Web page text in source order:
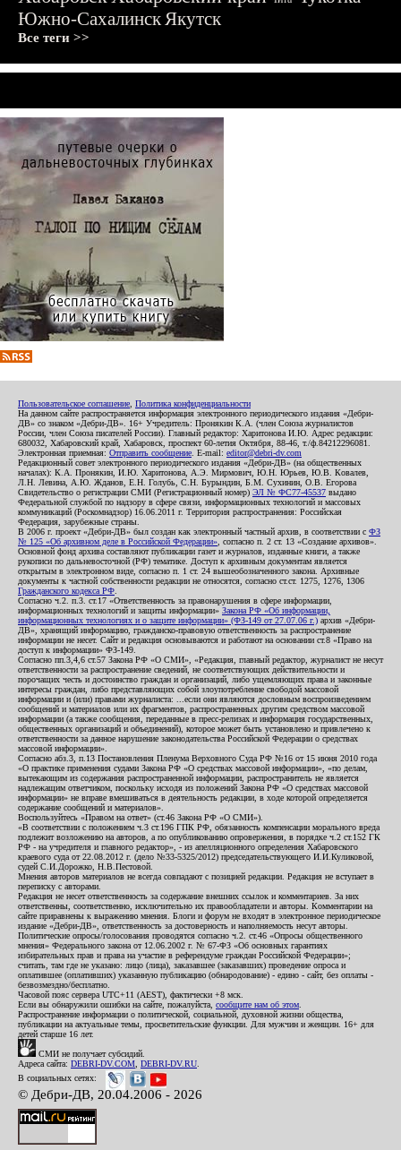
Южно-СахалинскЯкутск
Все теги >>
Пользовательское соглашение Политика конфиденциальности
На данном сайте распространяется информация электронного периодического издания «Дебри-
ДВ» со знаком «Дебри-ДВ». 16+ Учредитель: Пронякин К.А. (член Союза журналистов
России, член Союза писателей России). Главный редактор: Харитонова И.Ю. Адрес редакции:
680032, Хабаровский край, Хабаровск, проспект 60-летия Октября, 88-46, т./ф.84212296081.
Электронная приемная: Отправить сообщение . E-mail: editor@debri-dv.com
Редакционный совет электронного периодического издания «Дебри-ДВ» (на общественных
началах): К.А. Пронякин, И.Ю. Харитонова, А.Э. Мирмович, Ю.Н. Юрьев, Ю.В. Ковалев,
Л.Н. Левина, А.Ю. Жданов, Е.Н. Голубь, С.Н. Бурындин, Б.М. Сухинин, О.В. Егорова
Свидетельство о регистрации СМИ (Регистрационный номер) ЭЛ № ФС77-45537 выдано
Федеральной службой по надзору в сфере связи, информационных технологий и массовых
коммуникаций (Роскомнадзор) 16.06.2011 г. Территория распространения: Российская
Федерация, зарубежные страны.
В 2006 г. проект «Дебри-ДВ» был создан как электронный частный архив, в соответствии с ФЗ
№ 125 «Об архивном деле в Российской Федерации» , согласно п. 2 ст. 13 «Создание архивов».
Основной фонд архива составляют публикации газет и журналов, изданные книги, а также
рукописи по дальневосточной (РФ) тематике. Доступ к архивным документам является
открытым в электронном виде, согласно п. 1 ст. 24 вышеобозначенного закона. Архивные
документы к частной собственности редакции не относятся, согласно ст.ст. 1275, 1276, 1306
Гражданского кодекса РФ
Согласно ч.2. п.3. ст.17 «Ответственность за правонарушения в сфере информации,
информационных технологий и защиты информации» Закона РФ «Об информации,
информационных технологиях и о защите информации» (ФЗ-149 от 27.07.06 г.) архив «Дебри-
ДВ», хранящий информацию, гражданско-правовую ответственность за распространение
информации не несет. Сайт и редакция основываются и работают на основании ст.8 «Право на
доступ к информации» ФЗ-149.
Согласно пп.3,4,6 ст.57 Закона РФ «О СМИ», «Редакция, главный редактор, журналист не несут
ответственности за распространение сведений, не соответствующих действительности и
порочащих честь и достоинство граждан и организаций, либо ущемляющих права и законные
интересы граждан, либо представляющих собой злоупотребление свободой массовой
информации и (или) правами журналиста: ...если они являются дословным воспроизведением
сообщений и материалов или их фрагментов, распространенных другим средством массовой
информации (а также сообщения, переданные в пресс-релизах и информация государственных,
общественных организаций и объединений), которое может быть установлено и привлечено к
ответственности за данное нарушение законодательства Российской Федерации о средствах
массовой информации».
Согласно абз.3, п.13 Постановления Пленума Верховного Суда РФ №16 от 15 июня 2010 года
«О практике применения судами Закона РФ «О средствах массовой информации», «по делам,
вытекающим из содержания распространенной информации, распространитель не является
надлежащим ответчиком, поскольку исходя из положений Закона РФ «О средствах массовой
информации» не вправе вмешиваться в деятельность редакции, в ходе которой определяется
содержание сообщений и материалов».
Воспользуйтесь «Правом на ответ» (ст.46 Закона РФ «О СМИ»).
«В соответствии с положением ч.3 ст.196 ГПК РФ, обязанность компенсации морального вреда
подлежит возложению на авторов, а по опубликованию опровержения, в порядке ч.2 ст.152 ГК
РФ - на учредителя и главного редактор», - из апелляционного определения Хабаровского
краевого суда от 22.08.2012 г. (дело №33-5325/2012) председательствующего И.И.Куликовой,
судей С.И.Дорожко, Н.В.Пестовой.
Мнения авторов материалов не всегда совпадают с позицией редакции. Редакция не вступает в
переписку с авторами.
Редакция не несет ответственность за содержание внешних ссылок и комментариев. За них
ответственны, соответственно, исключительно их правообладатели и авторы. Комментарии на
сайте приравнены к выражению мнения. Блоги и форум не входят в электронное периодическое
издание «Дебри-ДВ», ответственность за достоверность и наполняемость несут авторы.
Политические опросы/голосования проводятся согласно ч.2. ст.46 «Опросы общественного
мнения» Федерального закона от 12.06.2002 г. № 67-ФЗ «Об основных гарантиях
избирательных прав и права на участие в референдуме граждан Российской Федерации»;
считать, там где не указано: лицо (лица), заказавшее (заказавших) проведение опроса и
оплатившее (оплативших) указанную публикацию (обнародование) - едино - сайт, без оплаты -
безвозмездно/бесплатно.
Часовой пояс сервера UTC+11 (AEST), фактически +8 мск.
Если вы обнаружили ошибки на сайте, пожалуйста, сообщите нам об этом
Распространение информации о политической, социальной, духовной жизни общества,
публикации на актуальные темы, просветительские функции. Для мужчин и женщин. 16+ для
детей старше 16 лет.
СМИ не получает субсидий.
Адреса сайта: DEBRI-DV.COM DEBRI-DV.RU
В социальных сетях:
© Дебри-ДВ, 20.04.2006 - 2026